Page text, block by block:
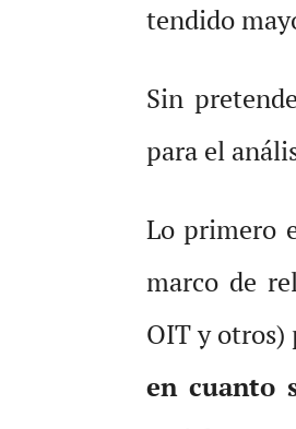
tendido
Sin
para el
Lo primero
marco de
OIT y otros)
en cuanto